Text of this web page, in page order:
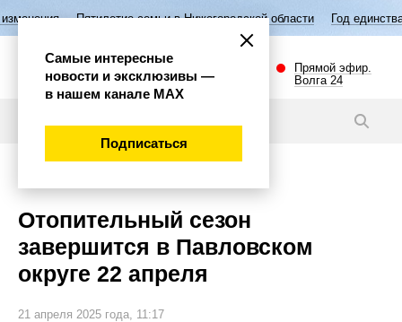
семьи в Нижегородской области Год единства народов
Прямой эфир.
Волга 24
Отопительный сезон
завершится в Павловском
округе 22 апреля
21 апреля 2025 года, 11:17
Самые интересные
новости и эксклюзивы —
в нашем канале МАХ
Подписаться